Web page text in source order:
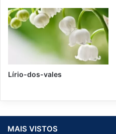
Lírio-dos-vales
MAIS VISTOS